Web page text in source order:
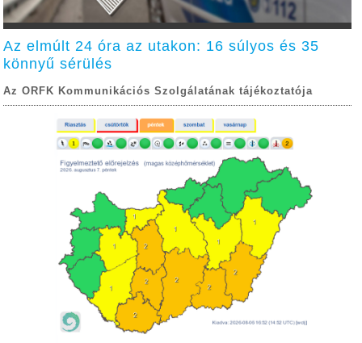
Az elmúlt 24 óra az utakon: 16 súlyos és 35
könnyű sérülés
Az ORFK Kommunikációs Szolgálatának tájékoztatója